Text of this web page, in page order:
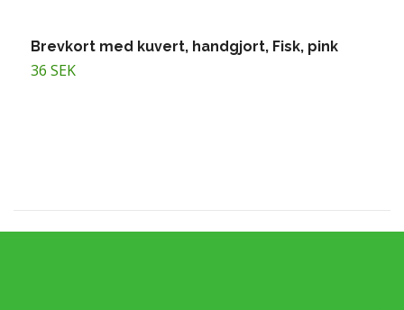
Brevkort med kuvert, handgjort, Fisk, pink
36 SEK